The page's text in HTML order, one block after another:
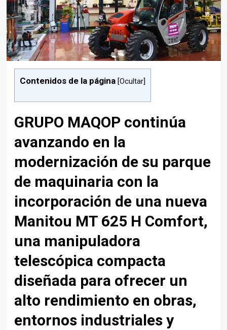
Contenidos de la página [Ocultar]
GRUPO MAQOPcontinúa
avanzando en la
modernización de su parque
de maquinaria con la
incorporación de una nueva
Manitou MT 625 H Comfort,
una manipuladora
telescópica compacta
diseñada para ofrecer un
alto rendimiento en obras,
entornos industriales y